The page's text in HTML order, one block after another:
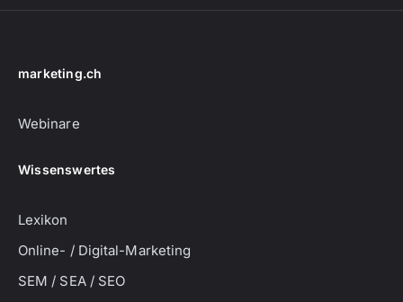
marketing.ch
Webinare
Wissenswertes
Lexikon
Online- / Digital-Marketing
SEM / SEA / SEO